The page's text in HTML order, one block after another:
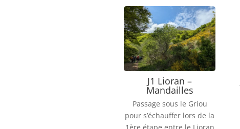
J1 Lioran –
Mandailles
Passage sous le Griou
pour s’échauffer lors de la